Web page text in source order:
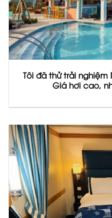
Tôi đã thử trải nghiệm
Giá hơi cao,